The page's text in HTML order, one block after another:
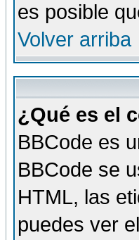
es posible
Volver arriba
¿Qué es el
BBCode es
BBCode se
HTML, las
puedes ver